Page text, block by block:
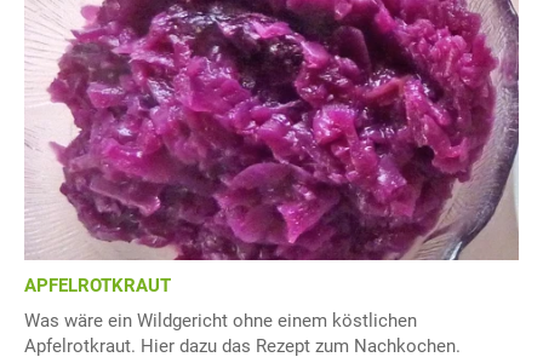
APFELROTKRAUT
Was wäre ein Wildgericht ohne einem köstlichen
Apfelrotkraut. Hier dazu das Rezept zum Nachkochen.